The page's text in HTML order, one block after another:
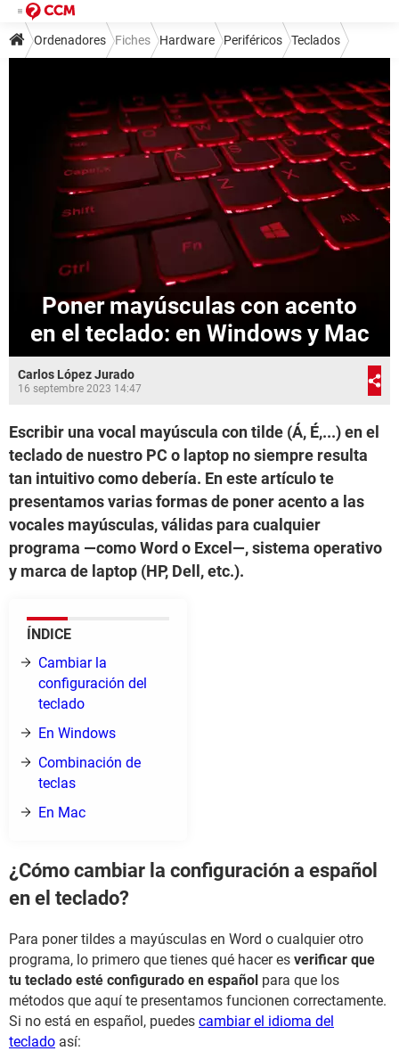
Ordenadores Fiches Hardware Periféricos Teclados
Poner mayúsculas con acento
en el teclado: en Windows y Mac
Carlos López Jurado
16 septembre 2023 14:47
Escribir una vocal mayúscula con tilde (Á, É,...) en el
teclado de nuestro PC o laptop no siempre resulta
tan intuitivo como debería. En este artículo te
presentamos varias formas de poner acento a las
vocales mayúsculas, válidas para cualquier
programa —como Word o Excel—, sistema operativo
y marca de laptop (HP, Dell, etc.).
ÍNDICE
Cambiar la
configuración del
teclado
En Windows
Combinación de
teclas
En Mac
¿Cómo cambiar la configuración a español
en el teclado?
Para poner tildes a mayúsculas en Word o cualquier otro
programa, lo primero que tienes qué hacer es verificar que
tu teclado esté configurado en español para que los
métodos que aquí te presentamos funcionen correctamente.
Si no está en español, puedes cambiar el idioma del
teclado así: